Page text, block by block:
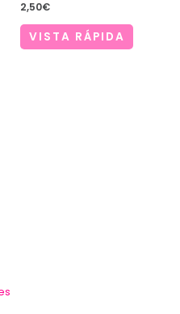
2,50€
VISTA RÁPIDA